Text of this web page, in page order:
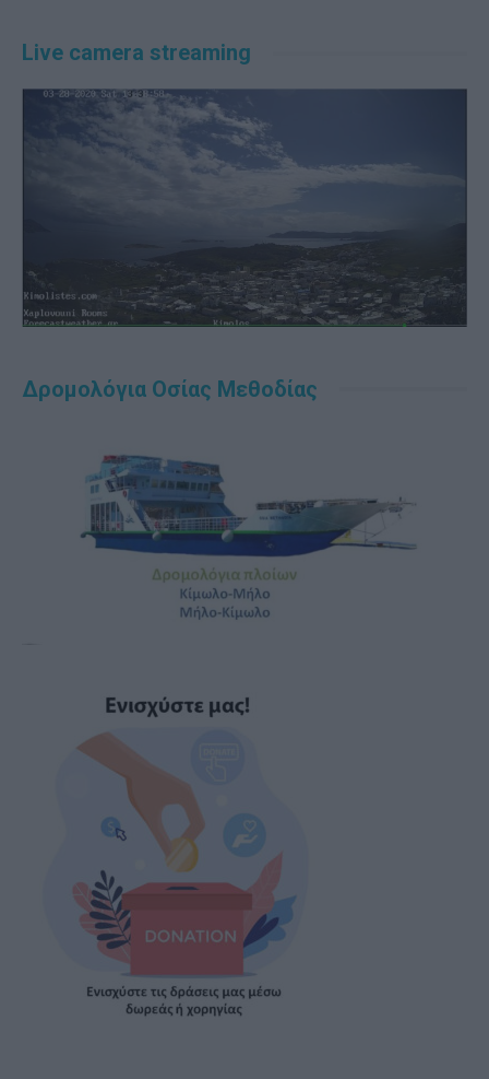
Live camera streaming
Δρομολόγια Οσίας Μεθοδίας